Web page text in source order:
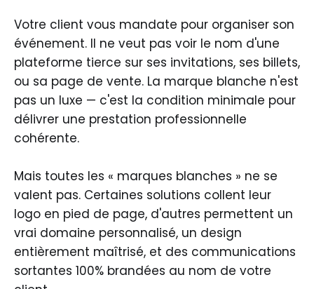
Votre client vous mandate pour organiser son
événement. Il ne veut pas voir le nom d'une
plateforme tierce sur ses invitations, ses billets,
ou sa page de vente. La marque blanche n'est
pas un luxe — c'est la condition minimale pour
délivrer une prestation professionnelle
cohérente.
Mais toutes les « marques blanches » ne se
valent pas. Certaines solutions collent leur
logo en pied de page, d'autres permettent un
vrai domaine personnalisé, un design
entièrement maîtrisé, et des communications
sortantes 100% brandées au nom de votre